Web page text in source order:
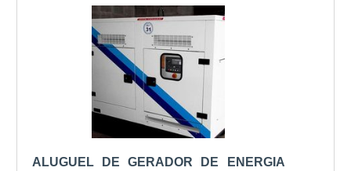
manual de dados.
ALUGUEL DE GERADOR DE ENERGIA